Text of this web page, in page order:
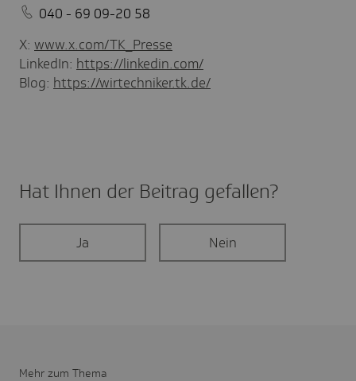
040 - 69 09-20 58
X: www.x.com/TK_Presse
LinkedIn: https://linkedin.com/
Blog: https://wirtechniker.tk.de/
Hat Ihnen der Beitrag gefal­len?
Ja Nein
Mehr zum Thema